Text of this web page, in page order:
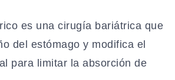
es una cirugía bariátrica que
del estómago y modifica el
para limitar la absorción de